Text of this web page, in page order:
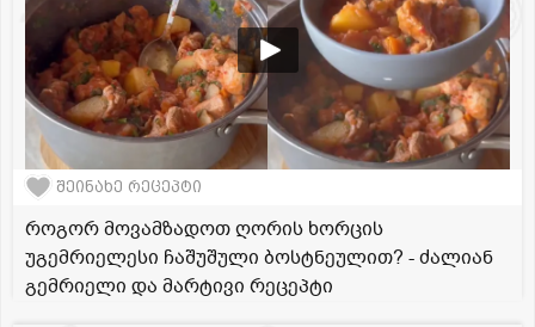
შეინახე რეცეპტი
როგორ მოვამზადოთ ღორის ხორცის
უგემრიელესი ჩაშუშული ბოსტნეულით? - ძალიან
გემრიელი და მარტივი რეცეპტი